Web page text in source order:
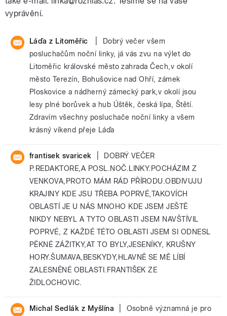
vyprávění.
Láďa z Litoměřic
Dobrý večer všem
posluchačům noční linky, já vás zvu na výlet do
Litoměřic královské město zahrada Čech,v okolí
město Terezín, Bohušovice nad Ohří, zámek
Ploskovice a nádherný zámecký park,v okolí jsou
lesy plné borůvek a hub Úštěk, česká lípa, Štětí.
Zdravím všechny posluchače noční linky a všem
krásný víkend přeje Láďa
frantisek svaricek
DOBRÝ VEČER
P.REDAKTORE,A POSL.NOČ.LINKY.POCHÁZIM Z
VENKOVA,PROTO MÁM RÁD PŘÍRODU.OBDIVUJU
KRAJINY KDE JSU TŘEBA POPRVÉ,TAKOVÍCH
OBLASTÍ JE U NÁS MNOHO KDE JSEM JEŠTĚ
NIKDY NEBYL A TYTO OBLASTI JSEM NAVŠTÍVIL
POPRVÉ, Z KAŽDÉ TÉTO OBLASTI JSEM SI ODNESL
PĚKNÉ ZÁŽITKY,AT TO BYLY,JESENÍKY, KRUŠNY
HORY.ŠUMAVA,BESKYDY,HLAVNĚ SE MĚ LÍBÍ
ZALESNĚNÉ OBLASTI.FRANTIŠEK ZE
ŽIDLOCHOVIC.
Michal Sedlák z Myšlína
Osobně významná je pro